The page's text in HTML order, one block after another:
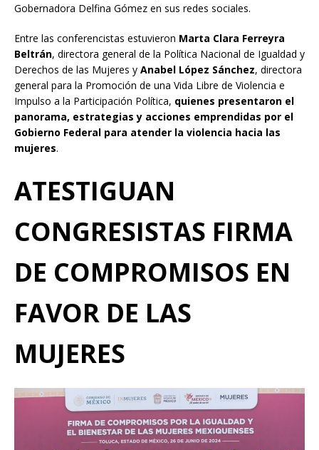
Gobernadora Delfina Gómez en sus redes sociales.
Entre las conferencistas estuvieron Marta Clara Ferreyra
Beltrán, directora general de la Política Nacional de Igualdad y
Derechos de las Mujeres y Anabel López Sánchez, directora
general para la Promoción de una Vida Libre de Violencia e
Impulso a la Participación Política, quienes presentaron el
panorama, estrategias y acciones emprendidas por el
Gobierno Federal para atender la violencia hacia las
mujeres.
ATESTIGUAN
CONGRESISTAS FIRMA
DE COMPROMISOS EN
FAVOR DE LAS
MUJERES